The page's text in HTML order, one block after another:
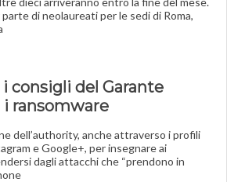
di neolaureati per le sedi di Roma,
consigli del Garante
ransomware
dell’authority, anche attraverso i profili
e Google+, per insegnare ai
dagli attacchi che “prendono in